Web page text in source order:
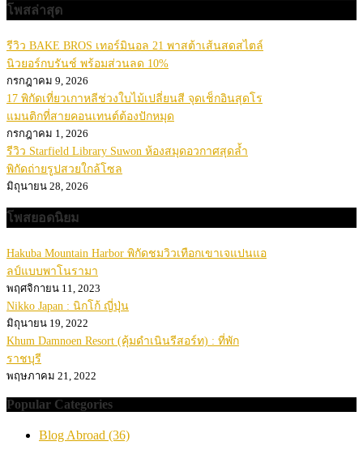
โพสล่าสุด
รีวิว BAKE BROS เทอร์มินอล 21 พาสต้าเส้นสดสไตล์
นิวยอร์กบรันช์ พร้อมส่วนลด 10%
กรกฎาคม 9, 2026
17 พิกัดเที่ยวเกาหลีช่วงใบไม้เปลี่ยนสี จุดเช็กอินสุดโร
แมนติกที่สายคอนเทนต์ต้องปักหมุด
กรกฎาคม 1, 2026
รีวิว Starfield Library Suwon ห้องสมุดอวกาศสุดล้ำ
พิกัดถ่ายรูปสวยใกล้โซล
มิถุนายน 28, 2026
โพสยอดนิยม
Hakuba Mountain Harbor พิกัดชมวิวเทือกเขาเจแปนแอ
ลป์แบบพาโนรามา
พฤศจิกายน 11, 2023
Nikko Japan : นิกโก้ ญี่ปุ่น
มิถุนายน 19, 2022
Khum Damnoen Resort (คุ้มดำเนินรีสอร์ท) : ที่พัก
ราชบุรี
พฤษภาคม 21, 2022
Popular Categories
Blog Abroad (36)